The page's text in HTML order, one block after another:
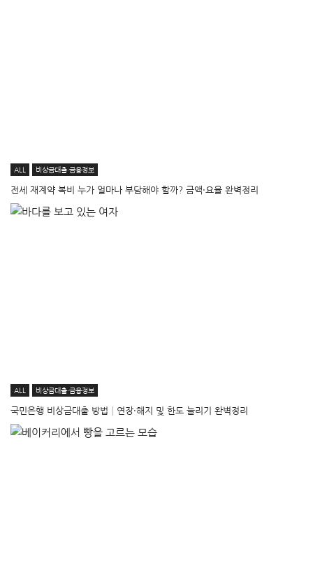
ALL 비상금대출·금융정보
전세 재계약 복비 누가 얼마나 부담해야 할까? 금액·요율 완벽정리
ALL 비상금대출·금융정보
국민은행 비상금대출 방법│연장·해지 및 한도 늘리기 완벽정리